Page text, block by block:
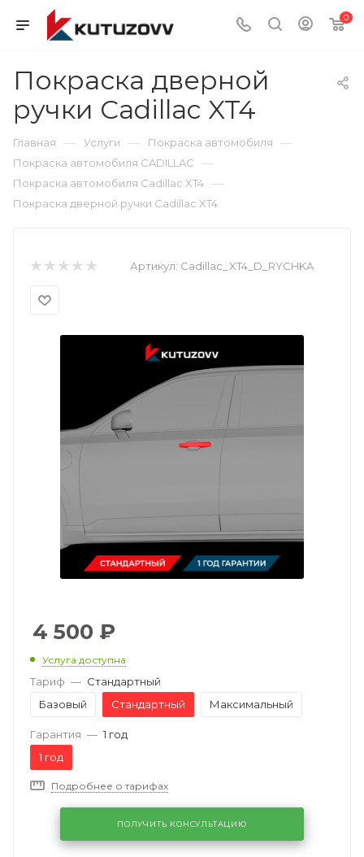
0
Покраска дверной
ручки Cadillac XT4
Главная — Услуги — Покраска автомобиля —
Покраска автомобиля CADILLAC —
Покраска автомобиля Cadillac XT4 —
Покраска дверной ручки Cadillac XT4
Артикул: Cadillac_XT4_D_RYCHKA
4 500 ₽
Услуга доступна
Тариф — Стандартный
Базовый
Стандартный Максимальный
Гарантия — 1 год
1 год
Подробнее о тарифах
ПОЛУЧИТЬ КОНСУЛЬТАЦИЮ